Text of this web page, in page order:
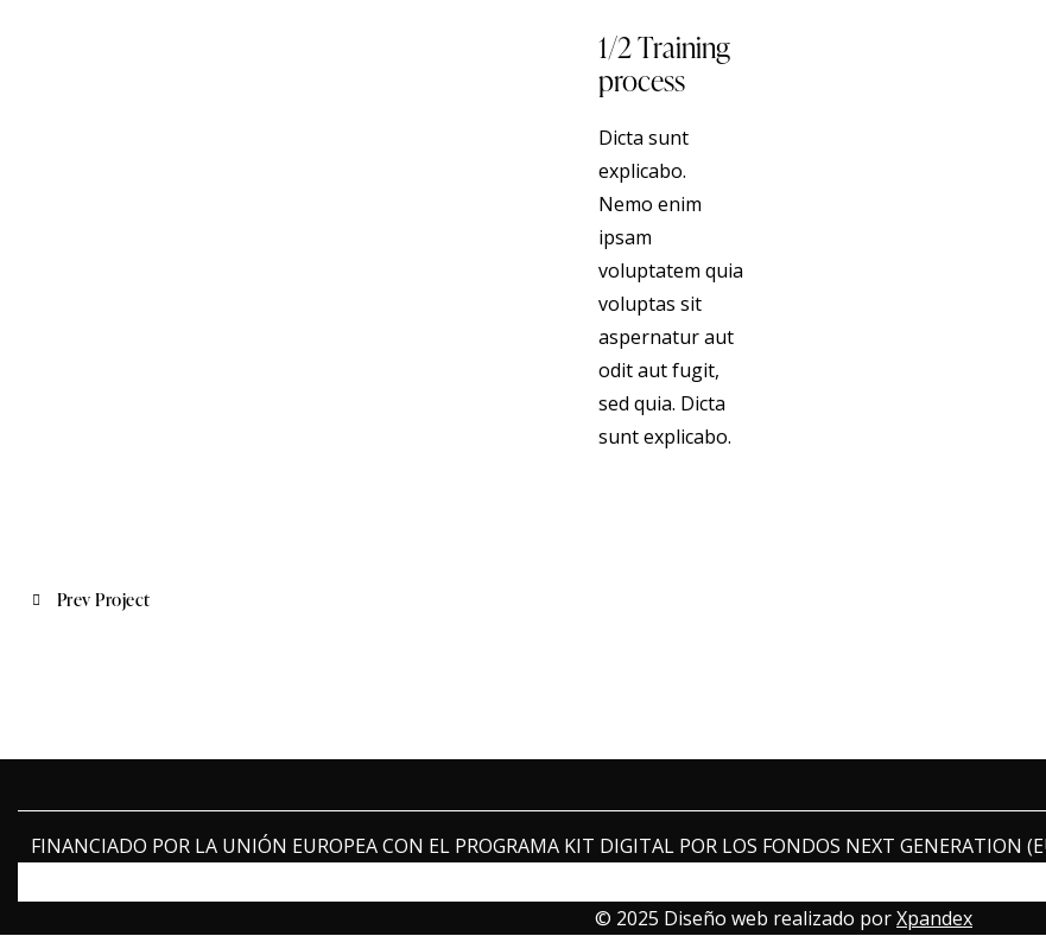
1/2 Training
process
Dicta sunt
explicabo.
Nemo enim
ipsam
voluptatem quia
voluptas sit
aspernatur aut
odit aut fugit,
sed quia. Dicta
sunt explicabo.
Navegació d'entrades
Prev Project
FINANCIADO POR LA UNIÓN EUROPEA CON EL PROGRAMA KIT DIGITAL POR LOS FONDOS NEXT GENERATION
© 2025 Diseño web realizado porXpandex